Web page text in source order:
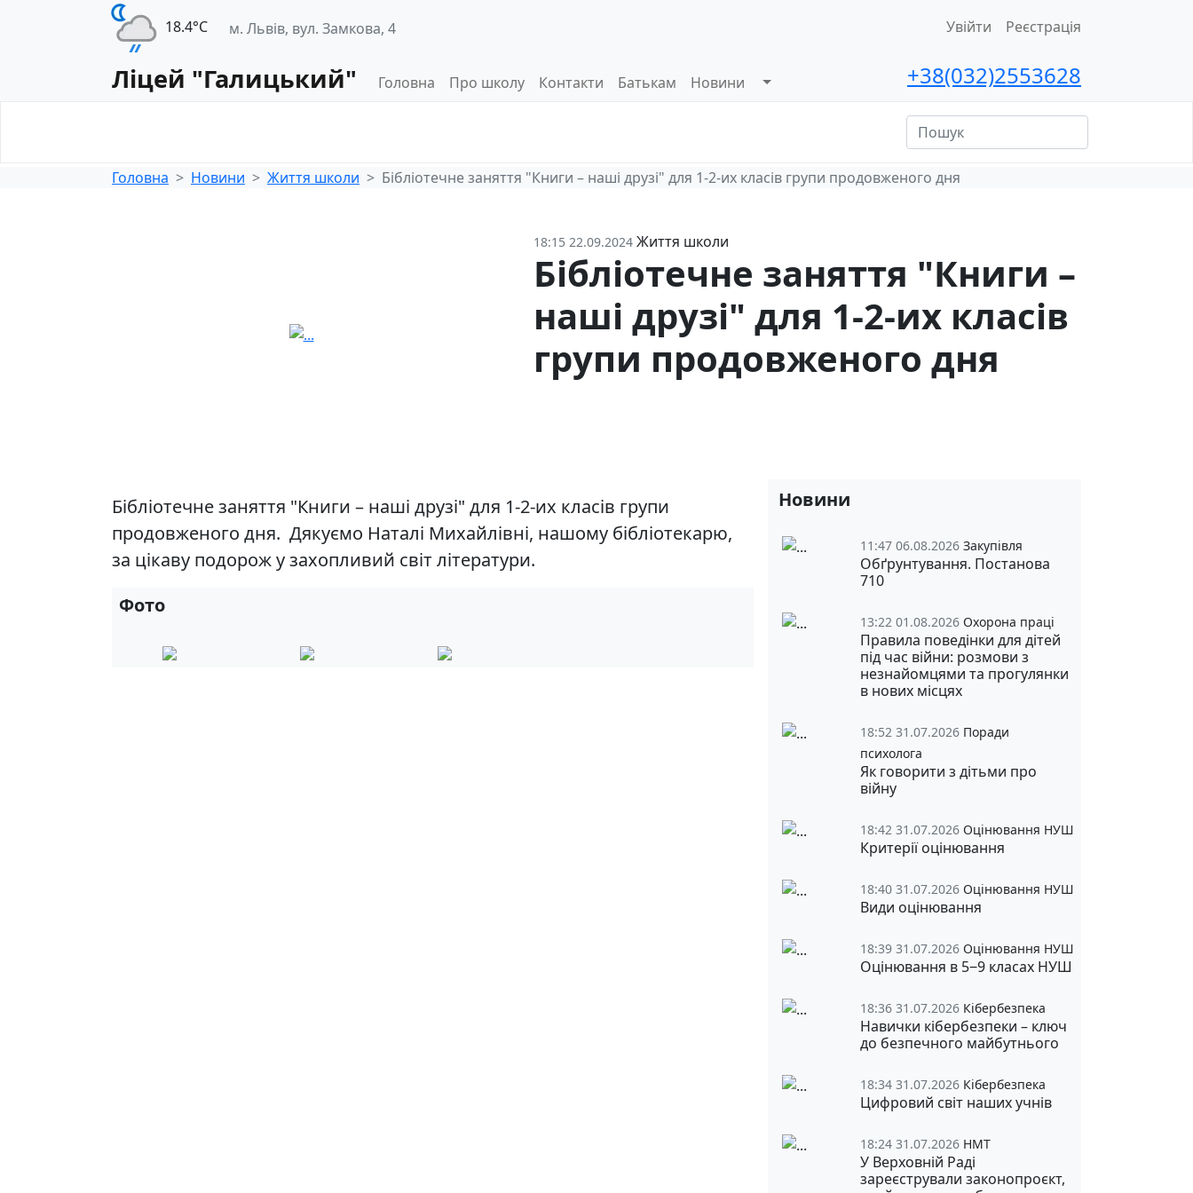
18.4°С м. Львів, вул. Замкова, 4 Увійти Реєстрація
Ліцей "Галицький" Головна Про школу Контакти Батькам Новини +38(032)2553628
Головна
Новини Життя школи Бібліотечне заняття "Книги – наші друзі" для 1-2-их класів групи продовженого дня
18:15 22.09.2024 Життя школи
Бібліотечне заняття "Книги –
наші друзі" для 1-2-их класів
групи продовженого дня
Бібліотечне заняття "Книги – наші друзі" для 1-2-их класів групи
продовженого дня. Дякуємо Наталі Михайлівні, нашому бібліотекарю,
за цікаву подорож у захопливий світ літератури.
Фото
Новини
11:47 06.08.2026 Закупівля
Обґрунтування. Постанова
710
13:22 01.08.2026 Охорона праці
Правила поведінки для дітей
під час війни: розмови з
незнайомцями та прогулянки
в нових місцях
18:52 31.07.2026 Поради
психолога
Як говорити з дітьми про
війну
18:42 31.07.2026 Оцінювання НУШ
Критерії оцінювання
18:40 31.07.2026 Оцінювання НУШ
Види оцінювання
18:39 31.07.2026 Оцінювання НУШ
Оцінювання в 5‒9 класах НУШ
18:36 31.07.2026 Кібербезпека
Навички кібербезпеки – ключ
до безпечного майбутнього
18:34 31.07.2026 Кібербезпека
Цифровий світ наших учнів
18:24 31.07.2026 НМТ
У Верховній Раді
зареєстрували законопроєкт,